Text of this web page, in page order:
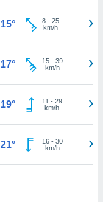
15° 8- 25
km/h
17° 15- 39
km/h
19° 11 - 29
km/h
21° 16- 30
km/h